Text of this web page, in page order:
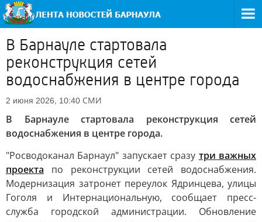
В Барнауле стартовала
реконструкция сетей
водоснабжения в центре города
2 июня 2026, 10:40 СМИ
В Барнауле стартовала реконструкция сетей
водоснабжения в центре города.
"Росводоканал Барнаул" запускает сразу три важных
проекта по реконструкции сетей водоснабжения.
Модернизация затронет переулок Ядринцева, улицы
Гоголя и Интернациональную, сообщает пресс-
служба городской администрации. Обновление